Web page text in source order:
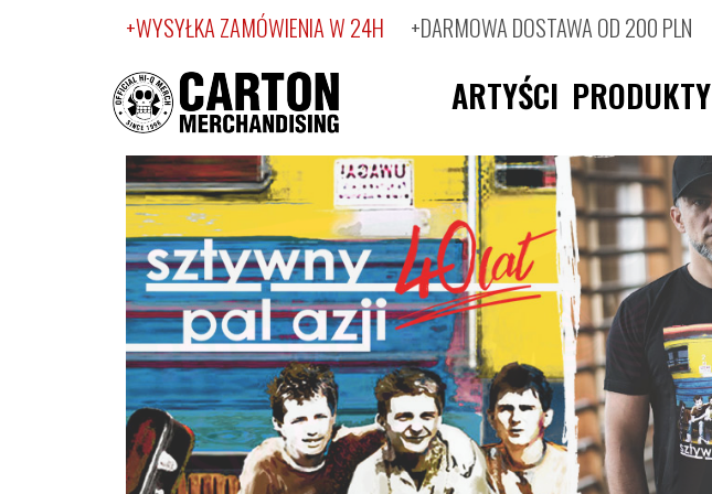
+WYSYŁKA ZAMÓWIENIA W 24H +DARMOWA DOSTAWA OD 200 PLN
ARTYŚCI PRODUKTY